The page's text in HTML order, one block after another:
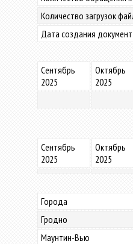
Количество загрузок
Дата создания
Сентябрь
2025
Октябрь
2025
Сентябрь
2025
Октябрь
2025
Города
Гродно
Маунтин-Вью